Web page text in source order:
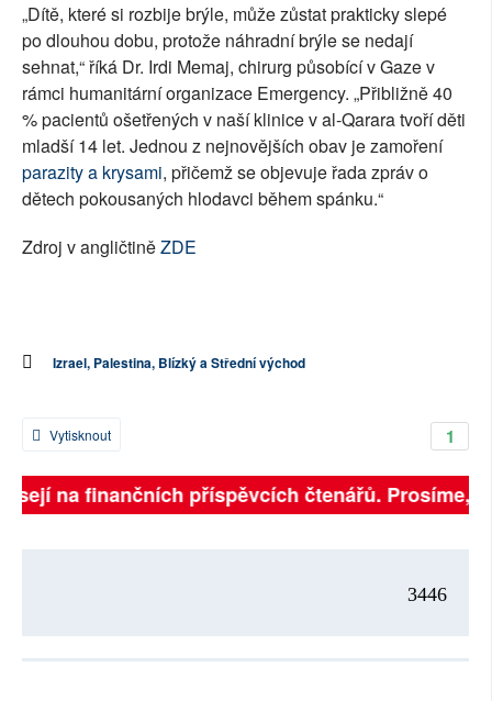
„Dítě, které si rozbije brýle, může zůstat prakticky slepé
po dlouhou dobu, protože náhradní brýle se nedají
sehnat,“ říká Dr. Irdi Memaj, chirurg působící v Gaze v
rámci humanitární organizace Emergency. „Přibližně 40
% pacientů ošetřených v naší klinice v al-Qarara tvoří děti
mladší 14 let. Jednou z nejnovějších obav je zamoření
parazity a krysami, přičemž se objevuje řada zpráv o
dětech pokousaných hlodavci během spánku.“
Zdroj v angličtiněZDE
Izrael, Palestina, Blízký a Střední východ
1
Vytisknout
na finančních příspěvcích čtenářů. Prosíme,
3446